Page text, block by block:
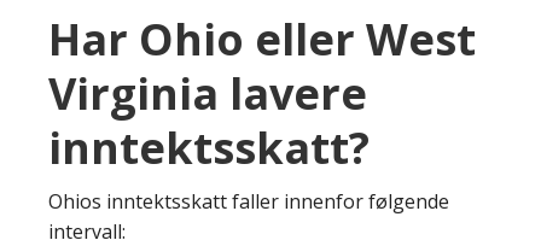
Har Ohio eller West
Virginia lavere
inntektsskatt?
Ohios inntektsskatt faller innenfor følgende
intervall: